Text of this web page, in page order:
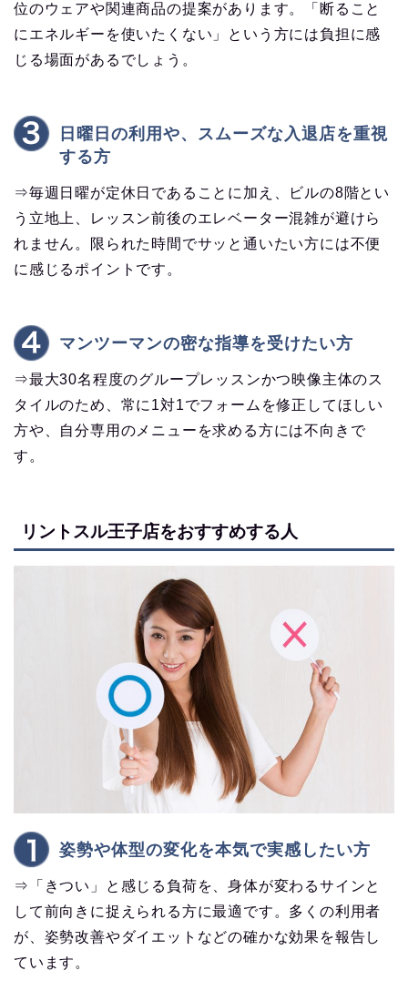
位のウェアや関連商品の提案があります。「断ること
にエネルギーを使いたくない」という方には負担に感
じる場面があるでしょう。
日曜日の利用や、スムーズな入退店を重視
する方
⇒毎週日曜が定休日であることに加え、ビルの8階とい
う立地上、レッスン前後のエレベーター混雑が避けら
れません。限られた時間でサッと通いたい方には不便
に感じるポイントです。
マンツーマンの密な指導を受けたい方
⇒最大30名程度のグループレッスンかつ映像主体のス
タイルのため、常に1対1でフォームを修正してほしい
方や、自分専用のメニューを求める方には不向きで
す。
リントスル王子店をおすすめする人
姿勢や体型の変化を本気で実感したい方
⇒「きつい」と感じる負荷を、身体が変わるサインと
して前向きに捉えられる方に最適です。多くの利用者
が、姿勢改善やダイエットなどの確かな効果を報告し
ています。